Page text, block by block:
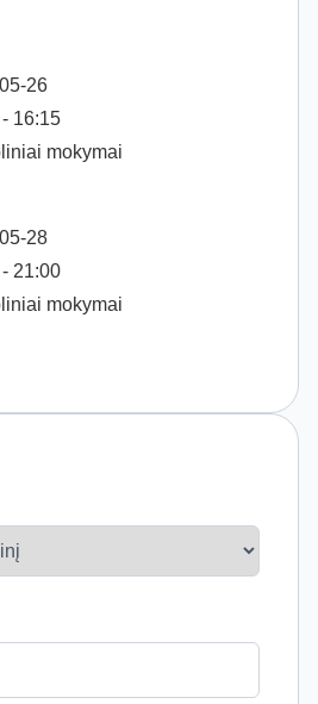
26
16:15
mokymai
28
21:00
mokymai